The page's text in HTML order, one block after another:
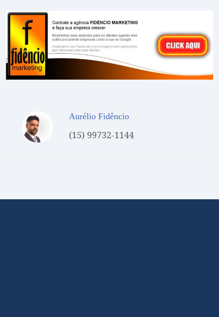
Aurélio Fidêncio
(15) 99732-1144